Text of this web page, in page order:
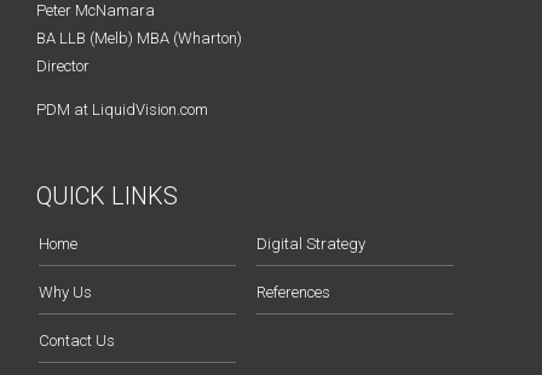
Peter McNamara
BA LLB (Melb) MBA (Wharton)
Director
PDM at LiquidVision.com
QUICK LINKS
Home Digital Strategy
Why Us References
Contact Us